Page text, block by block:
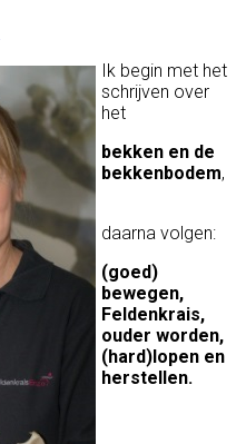
Ik begin met het
schrijven over
het
bekken en de
bekkenbodem,
daarna volgen:
(goed)
bewegen,
Feldenkrais,
ouder worden,
(hard)lopen en
herstellen.